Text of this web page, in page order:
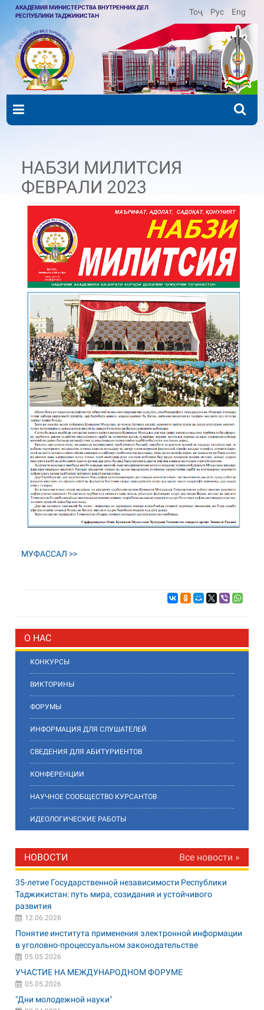
АКАДЕМИЯ МИНИСТЕРСТВА ВНУТРЕННИХ ДЕЛ
РЕСПУБЛИКИ ТАДЖИКИСТАН
Тоҷ Рус Eng
НАБЗИ МИЛИТСИЯ
ФЕВРАЛИ 2023
МУФАССАЛ >>
О НАС
КОНКУРСЫ
ВИКТОРИНЫ
ФОРУМЫ
ИНФОРМАЦИЯ ДЛЯ СЛУШАТЕЛЕЙ
СВЕДЕНИЯ ДЛЯ АБИТУРИЕНТОВ
КОНФЕРЕНЦИИ
НАУЧНОЕ СООБЩЕСТВО КУРСАНТОВ
ИДЕОЛОГИЧЕСКИЕ РАБОТЫ
НОВОСТИ Все новости »
35-летие Государственной независимости Республики
Таджикистан: путь мира, созидания и устойчивого
развития
12.06.2026
Понятие института применения электронной информации
в уголовно-процессуальном законодательстве
05.05.2026
УЧАСТИЕ НА МЕЖДУНАРОДНОМ ФОРУМЕ
05.05.2026
"Дни молодежной науки"